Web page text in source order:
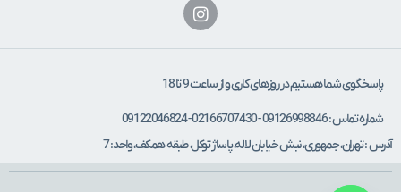
پاسخگوی شما هستیم در روزهای کاری و از ساعت 9 تا 18
شماره تماس : 09126998846 - 02166707430 - 09122046824
آدرس : تهران، جمهوری، نبش خیابان لاله، پاساژ توکل، طبقه همکف، واحد: 7